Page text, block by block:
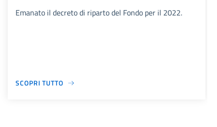
Emanato il decreto di riparto del Fondo per il 2022.
SCOPRI TUTTO